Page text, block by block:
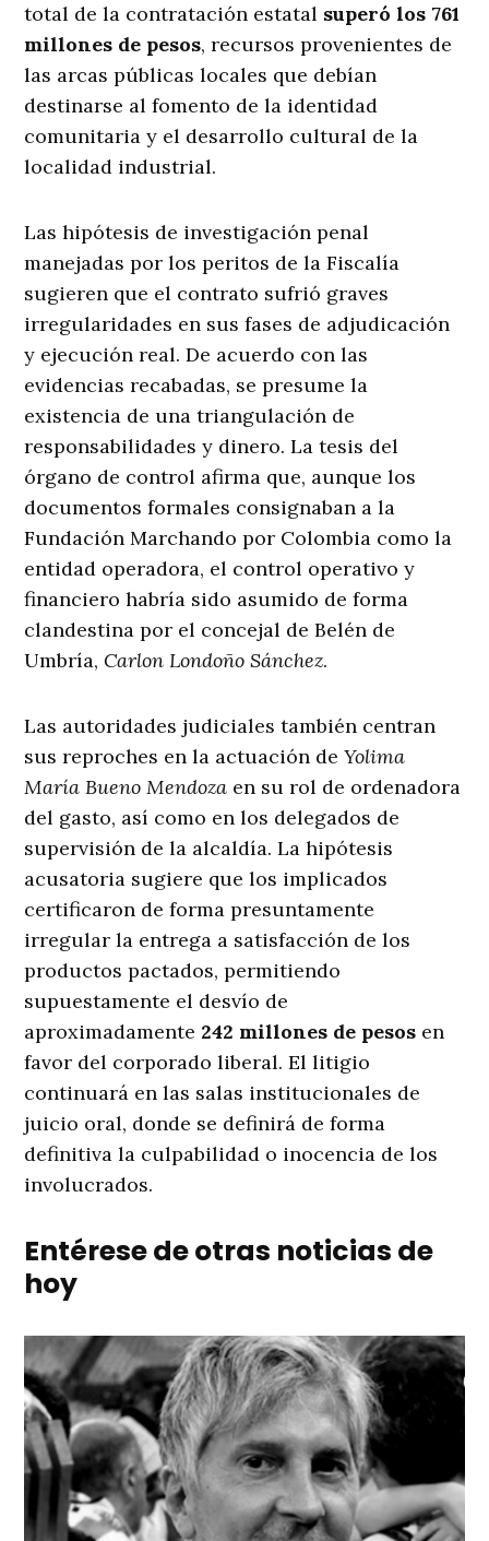
total de la contratación estatal superó los 761
millones de pesos, recursos provenientes de
las arcas públicas locales que debían
destinarse al fomento de la identidad
comunitaria y el desarrollo cultural de la
localidad industrial.
Las hipótesis de investigación penal
manejadas por los peritos de la Fiscalía
sugieren que el contrato sufrió graves
irregularidades en sus fases de adjudicación
y ejecución real. De acuerdo con las
evidencias recabadas, se presume la
existencia de una triangulación de
responsabilidades y dinero. La tesis del
órgano de control afirma que, aunque los
documentos formales consignaban a la
Fundación Marchando por Colombia como la
entidad operadora, el control operativo y
financiero habría sido asumido de forma
clandestina por el concejal de Belén de
Umbría, Carlon Londoño Sánchez.
Las autoridades judiciales también centran
sus reproches en la actuación deYolima
María Bueno Mendoza en su rol de ordenadora
del gasto, así como en los delegados de
supervisión de la alcaldía. La hipótesis
acusatoria sugiere que los implicados
certificaron de forma presuntamente
irregular la entrega a satisfacción de los
productos pactados, permitiendo
supuestamente el desvío de
aproximadamente 242 millones de pesos en
favor del corporado liberal. El litigio
continuará en las salas institucionales de
juicio oral, donde se definirá de forma
definitiva la culpabilidad o inocencia de los
involucrados.
Entérese de otras noticias de
hoy